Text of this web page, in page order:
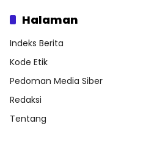
Halaman
Indeks Berita
Kode Etik
Pedoman Media Siber
Redaksi
Tentang